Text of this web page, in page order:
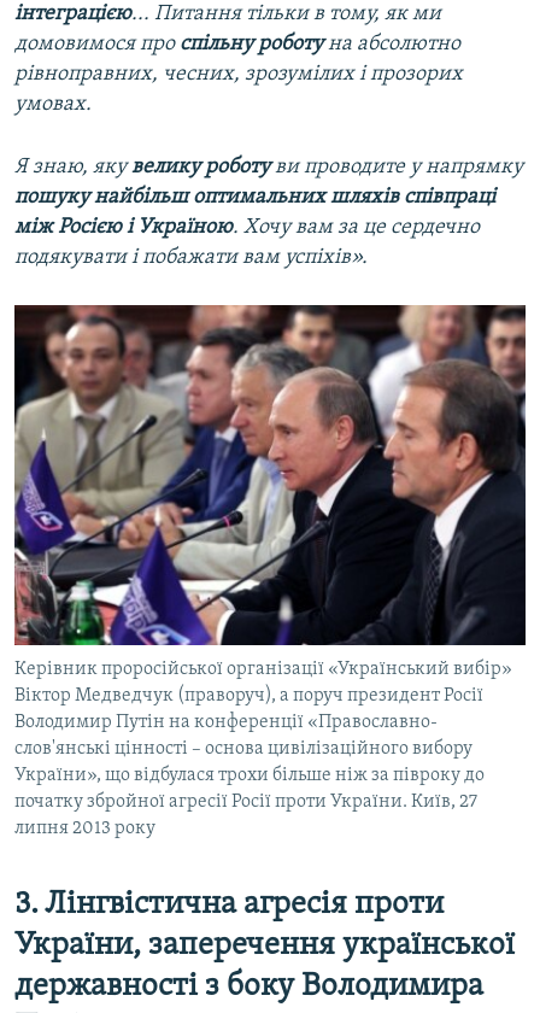
інтеграцією... Питання тільки в тому, як ми
домовимося про спільну роботуна абсолютно
рівноправних, чесних, зрозумілих і прозорих
умовах.
Я знаю, якувелику роботуви проводите у напрямку
пошуку найбільш оптимальних шляхів співпраці
між Росією і Україною. Хочу вам за це сердечно
подякувати і побажати вам успіхів».
Керівник проросійської організації «Український вибір»
Віктор Медведчук (праворуч), а поруч президент Росії
Володимир Путін на конференції «Православно-
слов'янські цінності – основа цивілізаційного вибору
України», що відбулася трохи більше ніж за півроку до
початку збройної агресії Росії проти України. Київ, 27
липня 2013 року
3. Лінгвістична агресія проти
України, заперечення української
державності з боку Володимира